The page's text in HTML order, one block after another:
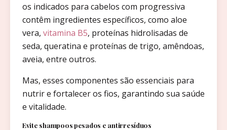
os indicados para cabelos com progressiva
contêm ingredientes específicos, como aloe
vera, vitamina B5, proteínas hidrolisadas de
seda, queratina e proteínas de trigo, amêndoas,
aveia, entre outros.
Mas, esses componentes são essenciais para
nutrir e fortalecer os fios, garantindo sua saúde
e vitalidade.
Evite shampoos pesados e antirresíduos